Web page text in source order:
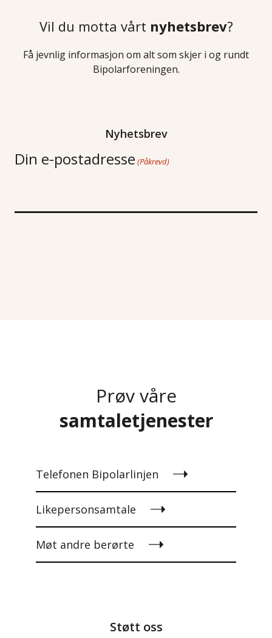
Vil du motta vårt nyhetsbrev?
Få jevnlig informasjon om alt som skjer i og rundt
Bipolarforeningen.
Nyhetsbrev
Din e-postadresse (Påkrevd)
Prøv våre
samtaletjenester
Telefonen Bipolarlinjen
Likepersonsamtale
Møt andre berørte
Støtt oss